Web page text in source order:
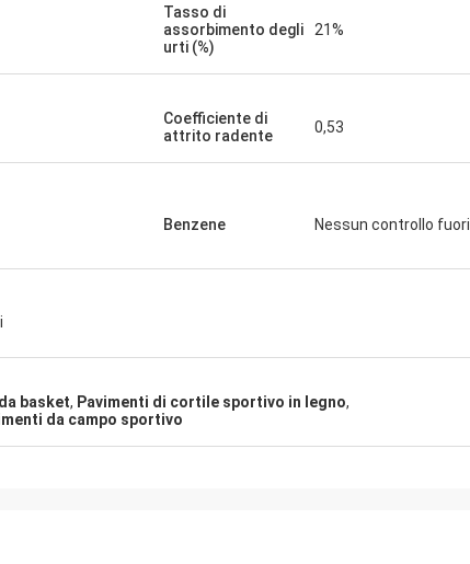
Tasso di
assorbimento degli
urti (%)
21%
Coefficiente di
attrito radente
0,53
Benzene Nessun controllo fuori
basket, Pavimenti di cortile sportivo in legno,
da campo sportivo